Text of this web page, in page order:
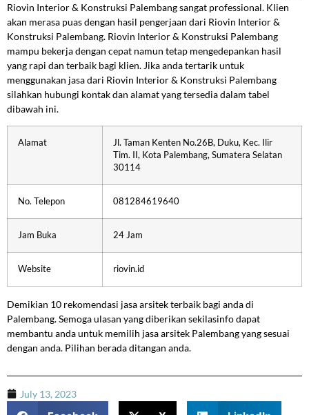
Riovin Interior & Konstruksi Palembang sangat professional. Klien
akan merasa puas dengan hasil pengerjaan dari Riovin Interior &
Konstruksi Palembang. Riovin Interior & Konstruksi Palembang
mampu bekerja dengan cepat namun tetap mengedepankan hasil
yang rapi dan terbaik bagi klien. Jika anda tertarik untuk
menggunakan jasa dari Riovin Interior & Konstruksi Palembang
silahkan hubungi kontak dan alamat yang tersedia dalam tabel
dibawah ini.
Alamat
Jl. Taman Kenten No.26B, Duku, Kec. Ilir
Tim. II, Kota Palembang, Sumatera Selatan
30114
No. Telepon 081284619640
Jam Buka 24 Jam
Website riovin.id
Demikian 10 rekomendasi jasa arsitek terbaik bagi anda di
Palembang. Semoga ulasan yang diberikan sekilasinfo dapat
membantu anda untuk memilih jasa arsitek Palembang yang sesuai
dengan anda. Pilihan berada ditangan anda.
July 13, 2023